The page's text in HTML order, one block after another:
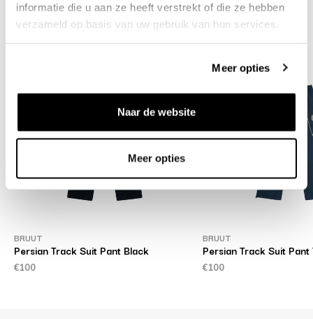
informatie die u aan ze heeft verstrekt of die ze hebben
verzameld op basis van uw gebruik van hun services.
Meer opties
Naar de website
Meer opties
Related products
BRUUT
Persian Track Suit Pant Black
€100
BRUUT
Persian Track Suit Pant
€100